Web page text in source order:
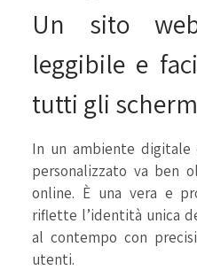
Un sito
leggibile e
tutti gli
In un ambiente
personalizzato va ben
online. È una vera e
riflette l’identità unica
al contempo con
utenti.